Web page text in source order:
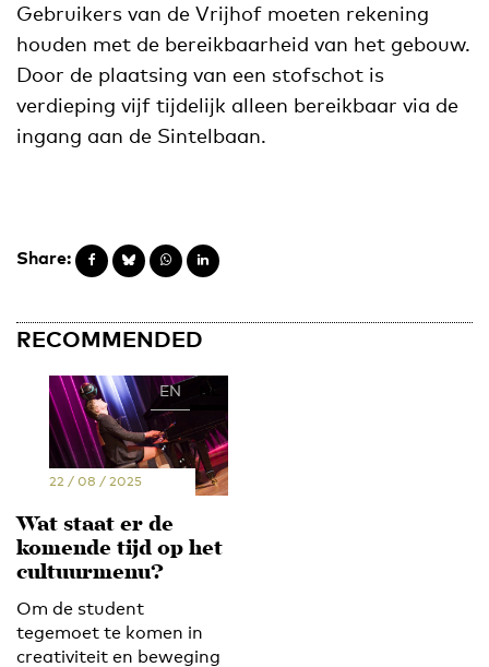
Gebruikers van de Vrijhof moeten rekening
houden met de bereikbaarheid van het gebouw.
Door de plaatsing van een stofschot is
verdieping vijf tijdelijk alleen bereikbaar via de
ingang aan de Sintelbaan.
Share:
RECOMMENDED
EN NL
22 / 08 / 2025
Wat staat er de
komende tijd op het
cultuurmenu?
Om de student
tegemoet te komen in
creativiteit en beweging